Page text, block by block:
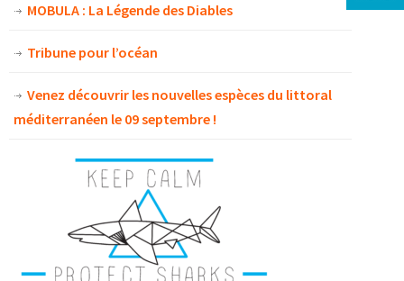
MOBULA : La Légende des Diables
Tribune pour l’océan
Venez découvrir les nouvelles espèces du littoral
méditerranéen le 09 septembre !